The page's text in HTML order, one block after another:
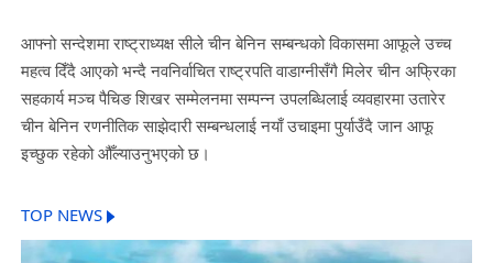
आफ्नो सन्देशमा राष्ट्राध्यक्ष सीले चीन बेनिन सम्बन्धको विकासमा आफूले उच्च
महत्व दिँदै आएको भन्दै नवनिर्वाचित राष्ट्रपति वाडाग्नीसँगै मिलेर चीन अफ्रिका
सहकार्य मञ्च पैचिङ शिखर सम्मेलनमा सम्पन्न उपलब्धिलाई व्यवहारमा उतारेर
चीन बेनिन रणनीतिक साझेदारी सम्बन्धलाई नयाँ उचाइमा पुर्याउँदै जान आफू
इच्छुक रहेको औँल्याउनुभएको छ।
TOP NEWS